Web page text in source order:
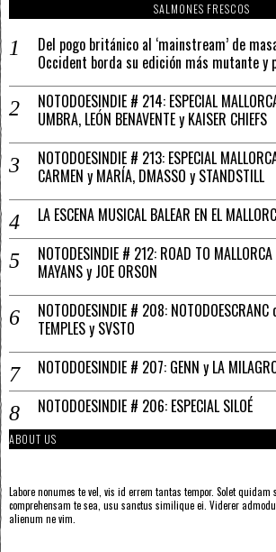
SALMONES FRESCOS
Del pogo británico al ‘mainstream’ de
Occident borda su edición más mutante y
NOTODOESINDIE # 214: ESPECIAL
UMBRA, LEÓN BENAVENTE y KAISER CHIEFS
NOTODOESINDIE # 213: ESPECIAL
CARMEN y MARÍA, DMASSO y STANDSTILL
LA ESCENA MUSICAL BALEAR EN EL
NOTODESINDIE # 212: ROAD TO
MAYANS y JOE ORSON
NOTODOESINDIE # 208: NOTODOESCRANC
TEMPLES y SVSTO
NOTODOESINDIE # 207: GENN y LA
NOTODOESINDIE # 206: ESPECIAL SILOÉ
ABOUT US
Labore nonumes te vel, vis id errem tantas tempor. Solet
comprehensam te sea, usu sanctus similique ei. Viderer
alienum ne vim.